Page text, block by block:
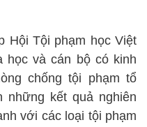
Hội Tội phạm học Việt
học và cán bộ có kinh
chống tội phạm tổ
những kết quả nghiên
với các loại tội phạm